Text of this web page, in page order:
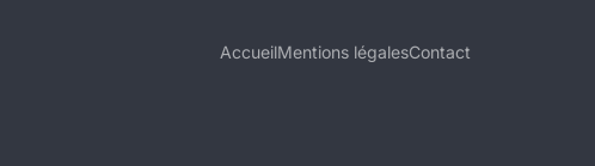
AccueilMentions légalesContact